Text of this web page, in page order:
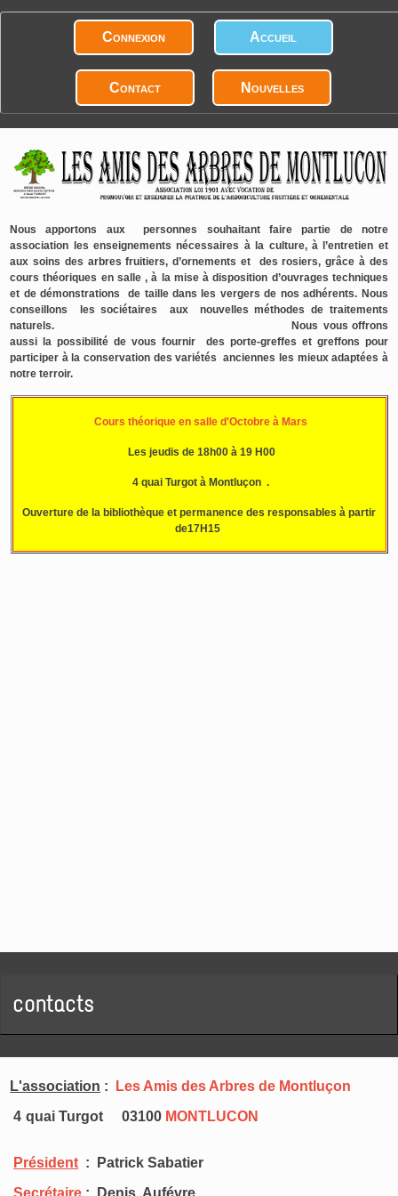
Connexion Accueil
Contact Nouvelles
Nous apportons aux personnes souhaitant faire partie de notre
association les enseignements nécessaires à la culture, à l’entretien et
aux soins des arbres fruitiers, d’ornements et des rosiers, grâce à des
cours théoriques en salle , à la mise à disposition d’ouvrages techniques
et de démonstrations de taille dans les vergers de nos adhérents. Nous
conseillons les sociétaires aux nouvelles méthodes de traitements
naturels. Nous vous offrons
aussi la possibilité de vous fournir des porte-greffes et greffons pour
participer à la conservation des variétés anciennes les mieux adaptées à
notre terroir.
Cours théorique en salle d'Octobre à Mars
Les jeudis de 18h00 à 19 H00
4 quai Turgot à Montluçon .
Ouverture de la bibliothèque et permanence des responsables à partir
de17H15
contacts
L'association :
Les Amis des Arbres de Montluçon
4 quai Turgot 03100MONTLUCON
Président : Patrick Sabatier
Secrétaire : Denis Aufévre